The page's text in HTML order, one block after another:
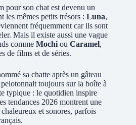
pour son chat est devenu un
les mêmes petits trésors : Luna,
fréquemment car ils sont
Mais il existe aussi une vague
comme Mochi ou Caramel,
de films et de séries.
sa chatte après un gâteau
toujours sur la boîte à
typique : le quotidien inspire
tendances 2026 montrent une
et sonores, parfois